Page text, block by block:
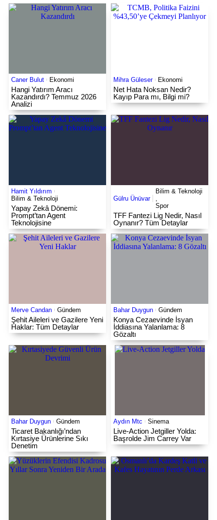
Caner Bulut Ekonomi
Hangi Yatırım Aracı
Kazandırdı? Temmuz 2026
Analizi
Mihra Güleser Ekonomi
Net Hata Noksan Nedir?
Kayıp Para mı, Bilgi mi?
Hamit Yıldırım
Bilim & Teknoloji
Yapay Zekâ Dönemi:
Prompt’tan Agent
Teknolojisine
Gülru Ünüvar
Bilim & Teknoloji
,
Spor
TFF Fantezi Lig Nedir, Nasıl
Oynanır? Tüm Detaylar
Merve Candan Gündem
Şehit Aileleri ve Gazilere Yeni
Haklar: Tüm Detaylar
Bahar Duygun Gündem
Konya Cezaevinde İsyan
İddiasına Yalanlama: 8
Gözaltı
Bahar Duygun Gündem
Ticaret Bakanlığı’ndan
Kırtasiye Ürünlerine Sıkı
Denetim
Aydın Mtc Sinema
Live-Action Jetgiller Yolda:
Başrolde Jim Carrey Var